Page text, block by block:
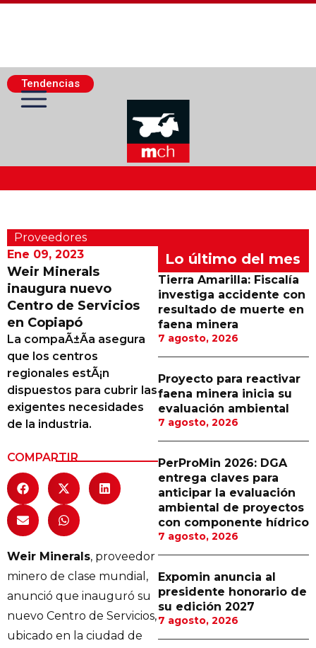
Tendencias
Actualidad Minera
Minería Superficie
Minerí­a Subterránea
Proveedores
Canal Digital
Columnas de Opinión
Designaciones
Revistas Digital
Siguenos
Proveedores
Ene 09, 2023
Weir Minerals
inaugura nuevo
Centro de Servicios
en Copiapó
La compaÃ±Ã­a asegura
que los centros
regionales estÃ¡n
dispuestos para cubrir las
exigentes necesidades
de la industria.
COMPARTIR
Weir Minerals, proveedor
minero de clase mundial,
anunció que inauguró su
nuevo Centro de Servicios,
ubicado en la ciudad de
Lo último del mes
Tierra Amarilla: Fiscalía
investiga accidente con
resultado de muerte en
faena minera
7 agosto, 2026
Proyecto para reactivar
faena minera inicia su
evaluación ambiental
7 agosto, 2026
PerProMin 2026: DGA
entrega claves para
anticipar la evaluación
ambiental de proyectos
con componente hídrico
7 agosto, 2026
Expomin anuncia al
presidente honorario de
su edición 2027
7 agosto, 2026